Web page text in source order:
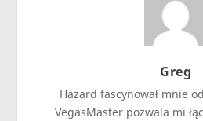
Greg
Hazard fascynował mnie
VegasMaster pozwala mi